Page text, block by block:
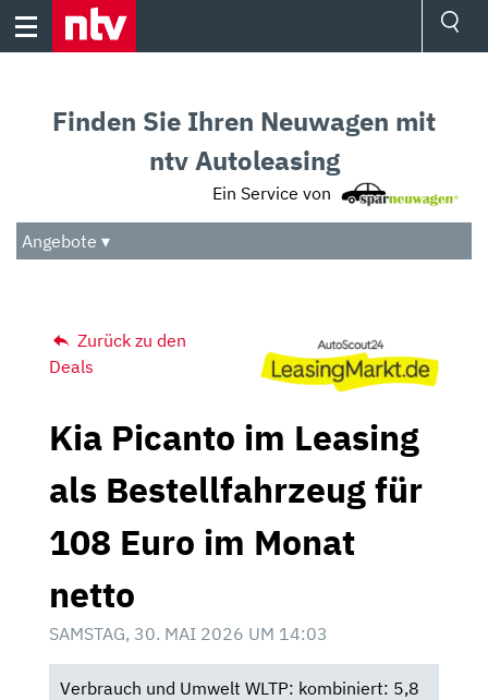
Skip
Audio
Das Beste
Finden Sie Ihren Neuwagen mit
ntv Autoleasing
Ein Service von
Angebote ▾
Zurück zu den
Deals
Kia Picanto im Leasing
als Bestellfahrzeug für
108 Euro im Monat
netto
SAMSTAG, 30. MAI 2026 UM 14:03
Verbrauch und Umwelt WLTP: kombiniert: 5,8